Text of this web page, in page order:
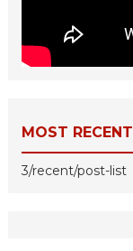
MOST RECENT
3/recent/post-list